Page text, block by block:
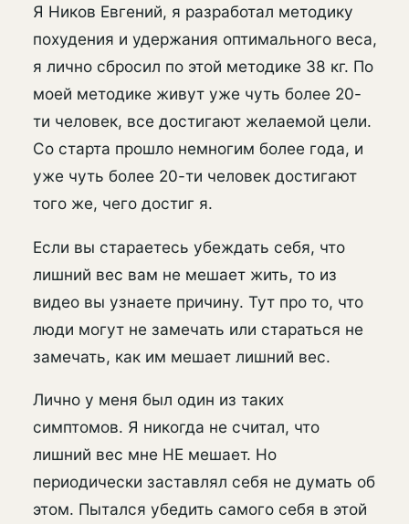
Я Ников Евгений, я разработал методику
похудения и удержания оптимального веса,
я лично сбросил по этой методике 38 кг. По
моей методике живут уже чуть более 20-
ти человек, все достигают желаемой цели.
Со старта прошло немногим более года, и
уже чуть более 20-ти человек достигают
того же, чего достиг я.
Если вы стараетесь убеждать себя, что
лишний вес вам не мешает жить, то из
видео вы узнаете причину. Тут про то, что
люди могут не замечать или стараться не
замечать, как им мешает лишний вес.
Лично у меня был один из таких
симптомов. Я никогда не считал, что
лишний вес мне НЕ мешает. Но
периодически заставлял себя не думать об
этом. Пытался убедить самого себя в этой